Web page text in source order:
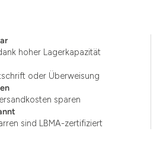
hoher Lagerkapazität
oder Überweisung
sparen
sind LBMA-zertifiziert